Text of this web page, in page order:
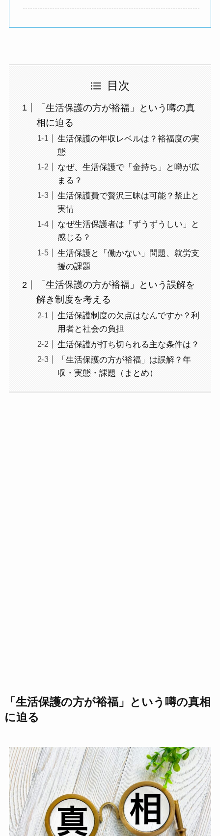
目次
「生活保護の方が裕福」という噂の真
相に迫る
生活保護の年収レベルは？裕福度の実
態
なぜ、生活保護で「金持ち」と噂が広
まる？
生活保護費で贅沢三昧は可能？禁止と
実情
なぜ生活保護者は「ずうずうしい」と
感じる？
生活保護と「働かない」問題、就労支
援の課題
「生活保護の方が裕福」という誤解を
解き制度を考える
生活保護制度の欠点はなんですか？利
用者と社会の負担
生活保護が打ち切られる主な条件は？
「生活保護の方が裕福」は誤解？年
収・実態・課題（まとめ）
「生活保護の方が裕福」という噂の真相
に迫る